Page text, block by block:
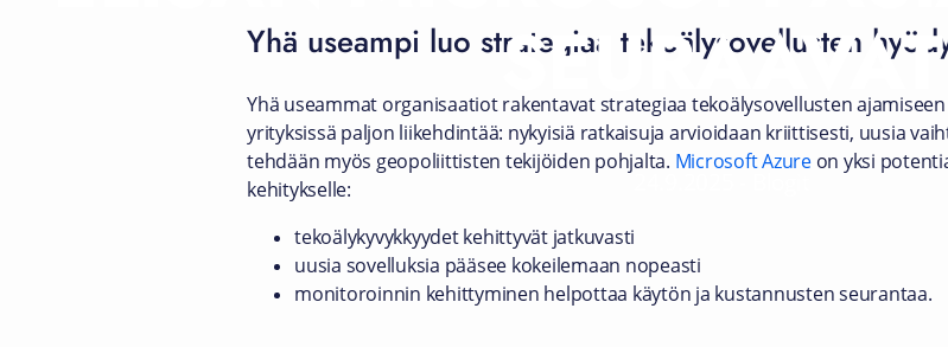
SEURAAVAT
Yhä useampi luo strategiaa tekoälysovellusten
Yhä useammat organisaatiot rakentavat strategiaa tekoälysovellusten
yrityksissä paljon liikehdintää: nykyisiä ratkaisuja arvioidaan kriittisesti, uusia
tehdään myös geopoliittisten tekijöiden pohjalta. Microsoft Azureon yksi
kehitykselle:
tekoälykyvykkyydet kehittyvät jatkuvasti
uusia sovelluksia pääsee kokeilemaan nopeasti
monitoroinnin kehittyminen helpottaa käytön ja kustannusten seurantaa.